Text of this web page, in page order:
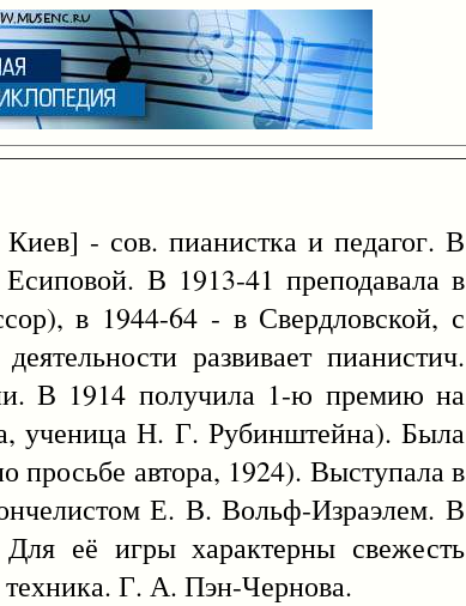
- сов. пианистка и педагог. В
В 1913-41 преподавала в
в 1944-64 - в Свердловской, с
развивает пианистич.
В 1914 получила 1-ю премию на
ученица Н. Г. Рубинштейна). Была
автора, 1924). Выступала в
Е. В. Вольф-Израэлем. В
её игры характерны свежесть
техника. Г. А. Пэн-Чернова.